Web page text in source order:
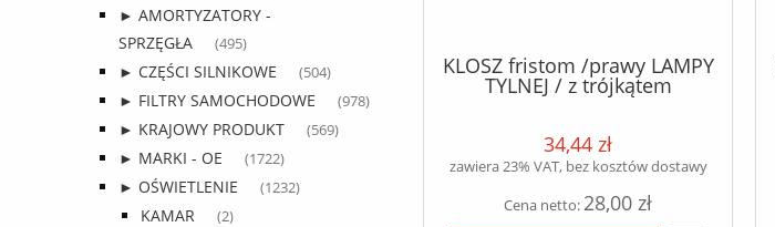
► AMORTYZATORY -
SPRZĘGŁA
(495)
► CZĘŚCI SILNIKOWE (504)
► FILTRY SAMOCHODOWE (978)
► KRAJOWY PRODUKT (569)
► MARKI - OE (1722)
► OŚWIETLENIE (1232)
KAMAR (2)
KLOSZ fristom /prawy LAMPY
TYLNEJ / z trójkątem
odblaskowym; ze światłem
34,44 zł
zawiera 23% VAT, bez kosztów dostawy
Cena netto: 28,00 zł